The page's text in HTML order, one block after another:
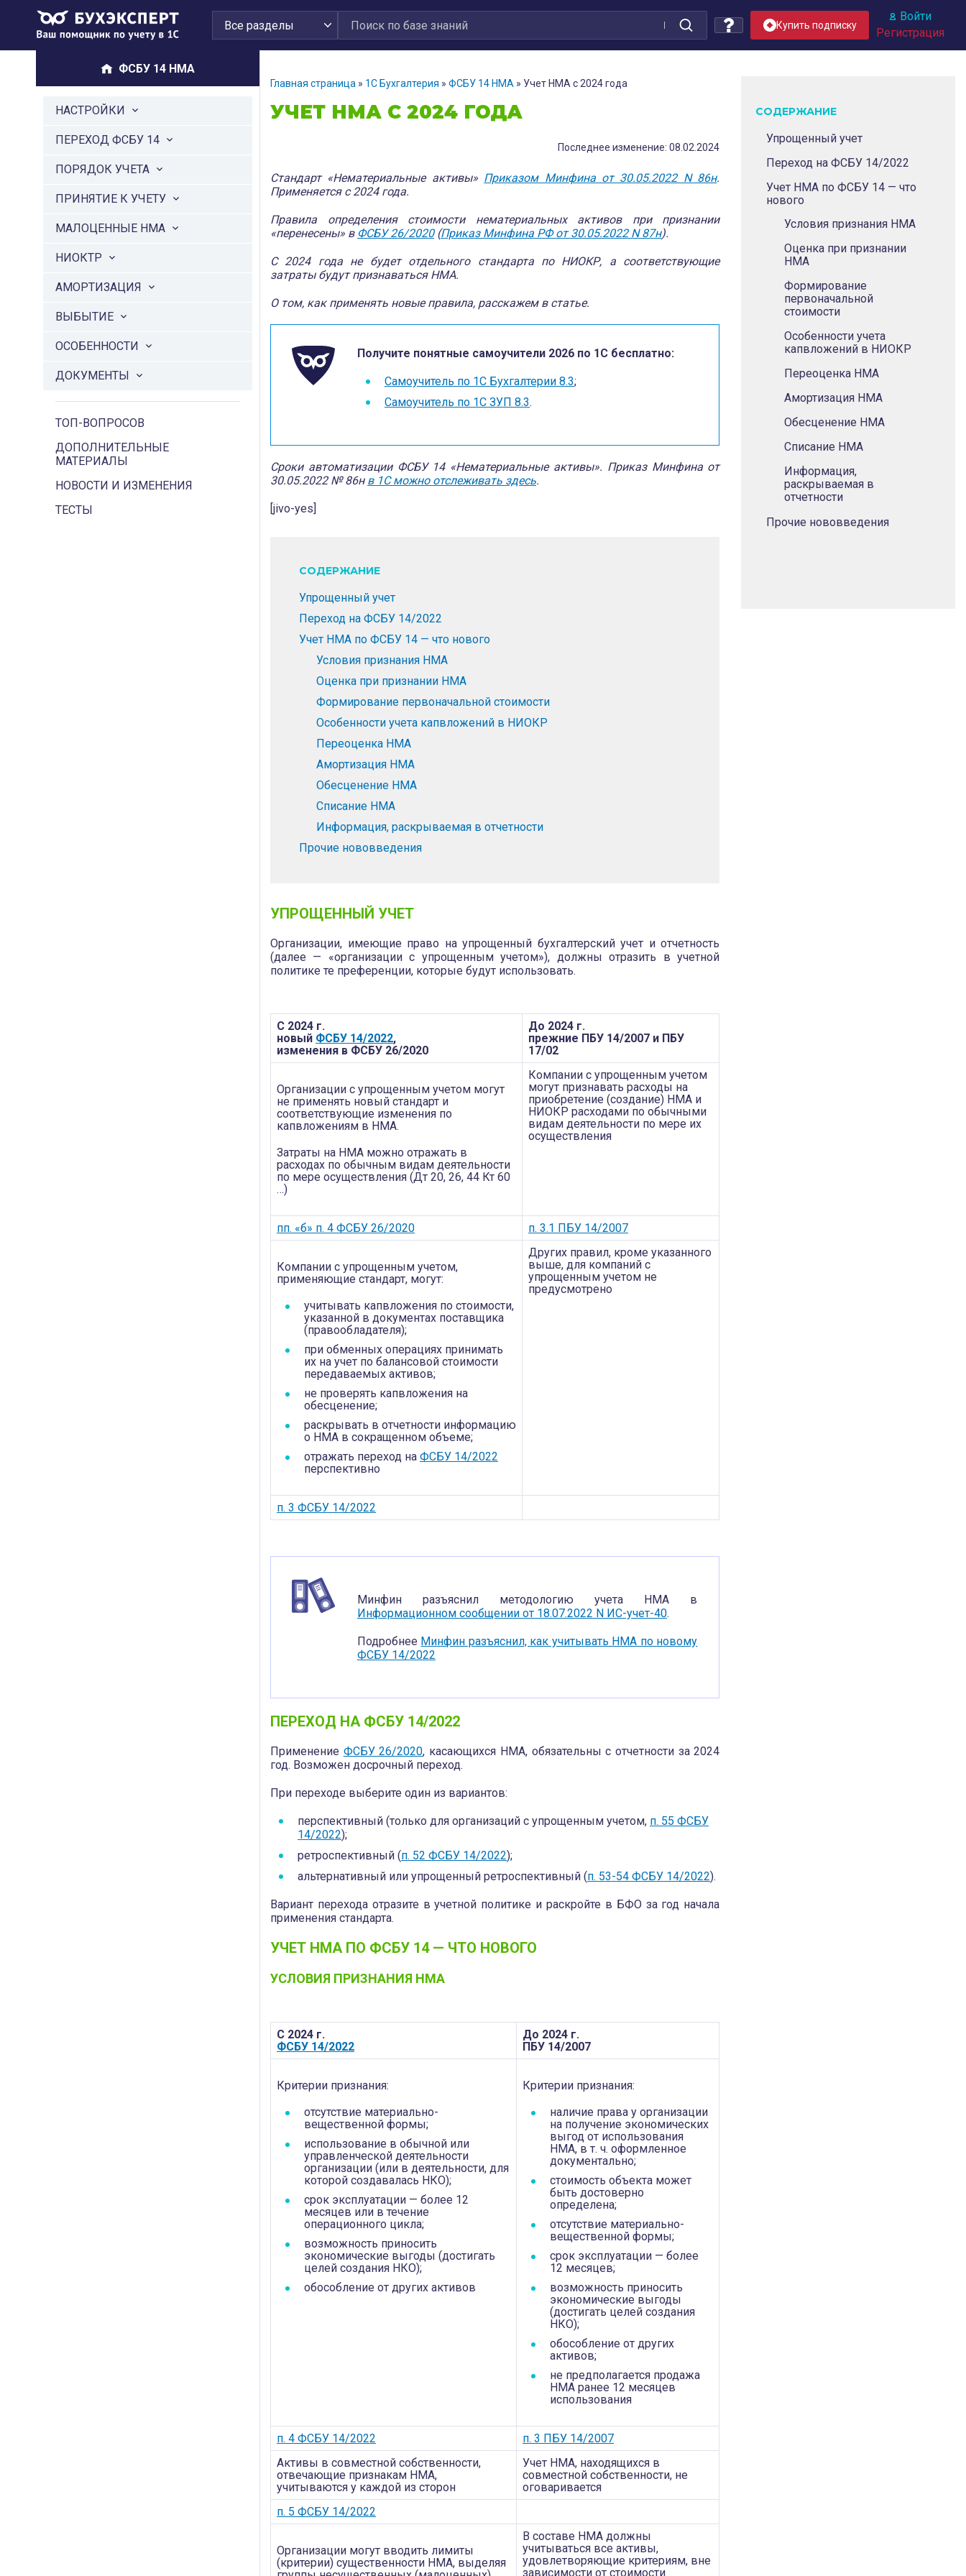
Купить подписку
Войти
Регистрация
Главная страница » 1С Бухгалтерия » ФСБУ 14 НМА » Учет НМА с 2024 года
УЧЕТ НМА С 2024 ГОДА
Последнее изменение: 08.02.2024
Стандарт «Нематериальные активы» Приказом Минфина от 30.05.2022 N 86н.
Применяется с 2024 года.
Правила определения стоимости нематериальных активов при признании
«перенесены» в ФСБУ 26/2020(Приказ Минфина РФ от 30.05.2022 N 87н).
С 2024 года не будет отдельного стандарта по НИОКР, а соответствующие
затраты будут признаваться НМА.
О том, как применять новые правила, расскажем в статье.
Получите понятные самоучители 2026 по 1С бесплатно:
Самоучитель по 1С Бухгалтерии 8.3;
Самоучитель по 1С ЗУП 8.3.
Сроки автоматизации ФСБУ 14 «Нематериальные активы». Приказ Минфина от
30.05.2022 № 86н в 1С можно отслеживать здесь.
[jivo-yes]
СОДЕРЖАНИЕ
Упрощенный учет
Переход на ФСБУ 14/2022
Учет НМА по ФСБУ 14 — что нового
Условия признания НМА
Оценка при признании НМА
Формирование первоначальной стоимости
Особенности учета капвложений в НИОКР
Переоценка НМА
Амортизация НМА
Обесценение НМА
Списание НМА
Информация, раскрываемая в отчетности
Прочие нововведения
УПРОЩЕННЫЙ УЧЕТ
Организации, имеющие право на упрощенный бухгалтерский учет и отчетность
(далее — «организации с упрощенным учетом»), должны отразить в учетной
политике те преференции, которые будут использовать.
С 2024 г.
новый ФСБУ 14/2022,
изменения в ФСБУ 26­/2020
До 2024 г.
прежние ПБУ 14­/2007 и ПБУ
17­/02
Организации с упрощенным учетом могут
не применять новый стандарт и
соответствующие изменения по
капвложениям в НМА.
Затраты на НМА можно отражать в
расходах по обычным видам деятельности
по мере осуществления (Дт 20, 26, 44 Кт 60
…)
Компании с упрощенным учетом
могут признавать расходы на
приобретение (создание) НМА и
НИОКР расходами по обычными
видам деятельности по мере их
осуществления
пп. «б» п. 4 ФСБУ 26/2020 п. 3.1 ПБУ 14/2007
Компании с упрощенным учетом,
применяющие стандарт, могут:
учитывать капвложения по стоимости,
указанной в документах поставщика
(правообладателя);
при обменных операциях принимать
их на учет по балансовой стоимости
передаваемых активов;
не проверять капвложения на
обесценение;
раскрывать в отчетности информацию
о НМА в сокращенном объеме;
отражать переход на ФСБУ 14/2022
перспективно
Других правил, кроме указанного
выше, для компаний с
упрощенным учетом не
предусмотрено
п. 3 ФСБУ 14/2022
Минфин разъяснил методологию учета НМА в
Информационном сообщении от 18.07.2022 N ИС-учет-40.
Подробнее Минфин разъяснил, как учитывать НМА по новому
ФСБУ 14/2022
ПЕРЕХОД НА ФСБУ 14/2022
Применение ФСБУ 26/2020, касающихся НМА, обязательны с отчетности за 2024
год. Возможен досрочный переход.
При переходе выберите один из вариантов:
перспективный (только для организаций с упрощенным учетом, п. 55 ФСБУ
14/2022);
ретроспективный (п. 52 ФСБУ 14/2022);
альтернативный или упрощенный ретроспективный (п. 53-54 ФСБУ 14/2022).
Вариант перехода отразите в учетной политике и раскройте в БФО за год начала
применения стандарта.
УЧЕТ НМА ПО ФСБУ 14 — ЧТО НОВОГО
УСЛОВИЯ ПРИЗНАНИЯ НМА
С 2024 г.
ФСБУ 14/2022
До 2024 г.
ПБУ 14/20­07
Критерии признания:
отсутствие материально-
вещественной формы;
использование в обычной или
управленческой деятельности
организации (или в деятельности, для
которой создавалась НКО);
срок эксплуатации — более 12
месяцев или в течение
операционного цикла;
возможность приносить
экономические выгоды (достигать
целей создания НКО);
обособление от других активов
Критерии признания:
наличие права у организации
на получение экономических
выгод от использования
НМА, в т. ч. оформленное
документально;
стоимость объекта может
быть достоверно
определена;
отсутствие материально-
вещественной формы;
срок эксплуатации — более
12 месяцев;
возможность приносить
экономические выгоды
(достигать целей создания
НКО);
обособление от других
активов;
не предполагается продажа
НМА ранее 12 месяцев
использования
п. 4 ФСБУ 14/2022
п. 3 ПБУ 14/2007
Активы в совместной собственности,
отвечающие признакам НМА,
учитываются у каждой из сторон
Учет НМА, находящихся в
совместной собственности, не
оговаривается
п. 5 ФСБУ 14/2022
Организации могут вводить лимиты
(критерии) существенности НМА, выделяя
В составе НМА должны
учитываться все активы,
удовлетворяющие критериям, вне
зависимости от стоимости
ФСБУ 14 НМА
НАСТРОЙКИ
ПЕРЕХОД ФСБУ 14
ПОРЯДОК УЧЕТА
ПРИНЯТИЕ К УЧЕТУ
МАЛОЦЕННЫЕ НМА
НИОКТР
АМОРТИЗАЦИЯ
ВЫБЫТИЕ
ОСОБЕННОСТИ
ДОКУМЕНТЫ
ТОП-ВОПРОСОВ
ДОПОЛНИТЕЛЬНЫЕ
МАТЕРИАЛЫ
НОВОСТИ И ИЗМЕНЕНИЯ
ТЕСТЫ
СОДЕРЖАНИЕ
Упрощенный учет
Переход на ФСБУ 14/2022
Учет НМА по ФСБУ 14 — что
нового
Условия признания НМА
Оценка при признании
НМА
Формирование
первоначальной
стоимости
Особенности учета
капвложений в НИОКР
Переоценка НМА
Амортизация НМА
Обесценение НМА
Списание НМА
Информация,
раскрываемая в
отчетности
Прочие нововведения